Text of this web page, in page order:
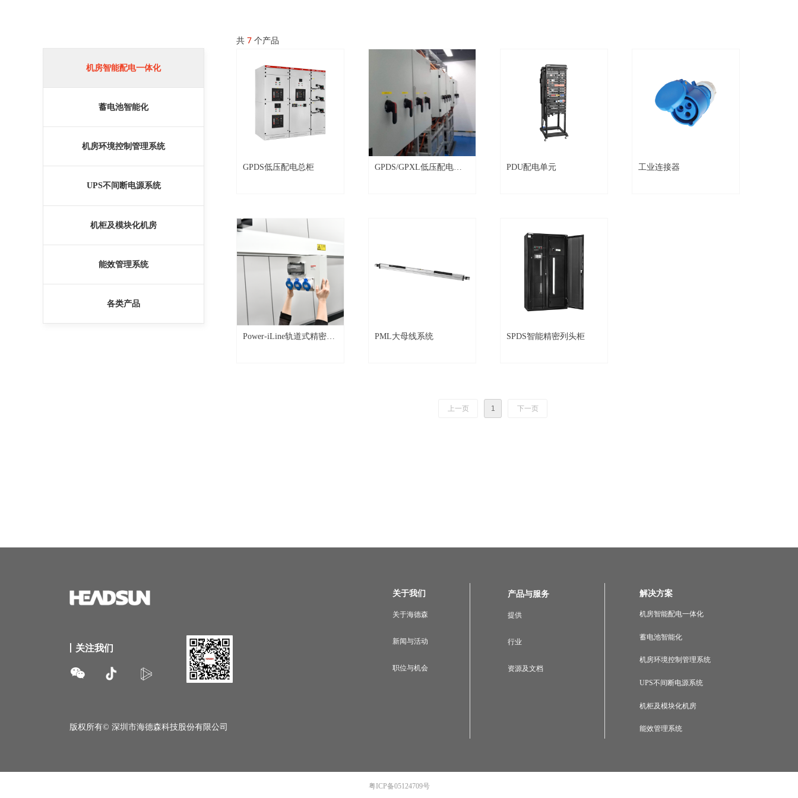
共 7 个产品
GPDS低压配电总柜
GPDS/GPXL低压配电箱/
PDU配电单元 工业连接器
Power-iLine轨道式精密母
PML大母线系统 SPDS智能精密列头柜
上一页 1 下一页
机房智能配电一体化
蓄电池智能化
机房环境控制管理系统
UPS不间断电源系统
机柜及模块化机房
能效管理系统
各类产品
机房智能配电一体化
蓄电池智能化
机房环境控制管理系统
UPS不间断电源系统
机柜及模块化机房
能效管理系统
关于海德森
新闻与活动
职位与机会
丨关注我们
너
产品与服务
版权所有© 深圳市海德森科技股份有限公司
关于我们
提供
行业
资源及文档
解决方案
粤ICP备05124709号